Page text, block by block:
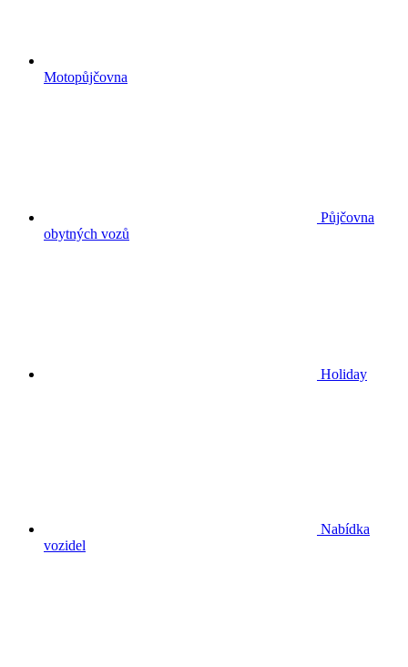
Motopůjčovna
Půjčovna
obytných vozů
Holiday
Nabídka
vozidel